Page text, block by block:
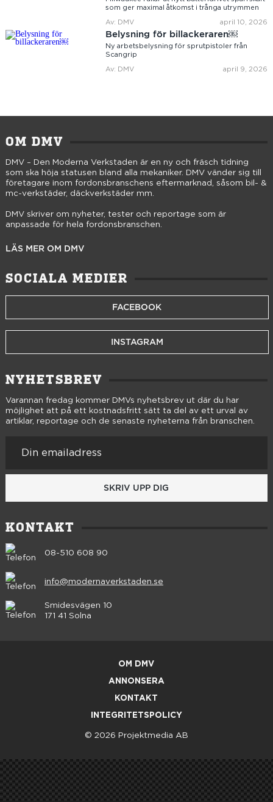
som ger maximal åtkomst i trånga utrymmen
Av: DMV april 10, 2026
Belysning för billackeraren￼
Ny arbetsbelysning för sprutpistoler från
Scangrip
Av: DMV april 9, 2026
OM DMV
DMV – Den Moderna Verkstaden är en ny och fräsch tidning
som ska höja statusen bland alla mekaniker. DMV vänder sig till
företagare inom fordonsbranschens eftermarknad, såsom bil- &
mc-verkstäder, däckverkstäder mm.
DMV skriver om nyheter, tester och reportage som är
anpassade för hela fordonsbranschen.
LÄS MER OM DMV
SOCIALA MEDIER
FACEBOOK
INSTAGRAM
NYHETSBREV
Varannan fredag kommer DMVs nyhetsbrev ut där du har
möjlighet att på ett kostnadsfritt sätt ta del av ett urval av
artiklar, reportage och de senaste nyheterna från branschen.
SKRIV UPP DIG
KONTAKT
08-510 608 90
info@modernaverkstaden.se
Smidesvägen 10
171 41 Solna
OM DMV
ANNONSERA
KONTAKT
INTEGRITETSPOLICY
© 2026 Projektmedia AB